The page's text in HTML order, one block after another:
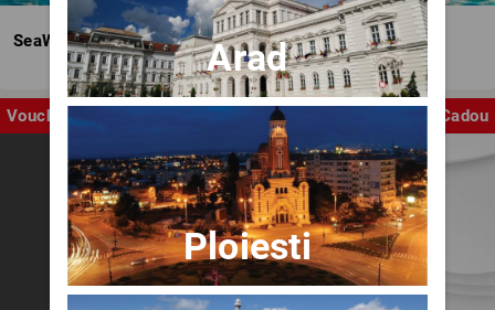
SeaWave Film & Arts Festival editia IV
Voucher Cadou
Arad
Ploiesti